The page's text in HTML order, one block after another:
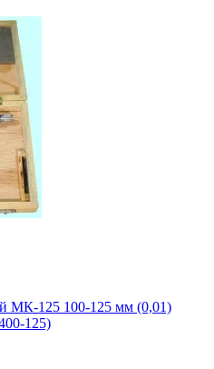
МК-125 100-125 мм (0,01)
125)